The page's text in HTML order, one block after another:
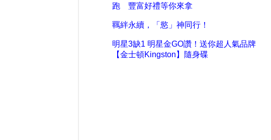
跑 豐富好禮等你來拿
羈絆永續，「慾」神同行！
明星3缺1 明星金GO讚！送你超人氣品牌
【金士頓Kingston】隨身碟